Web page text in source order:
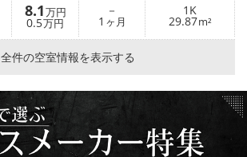
8.1万円
0.5万円
－
1 ヶ月
1K
29.87m²
全件の空室情報を表示する